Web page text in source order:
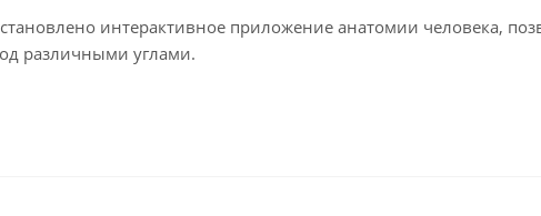
интерактивное приложение анатомии человека,
различными углами.